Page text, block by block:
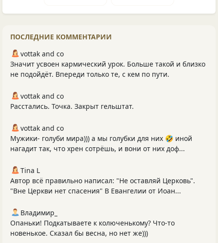
ПОСЛЕДНИЕ КОММЕНТАРИИ
vottak and co
Значит усвоен кармический урок. Больше такой и близко
не подойдёт. Впереди только те, с кем по пути.
vottak and co
Расстались. Точка. Закрыт гельштат.
vottak and co
Мужики- голуби мира))) а мы голубки для них 🤣 иной
нагадит так, что хрен сотрёшь, и вони от них доф...
Tina L
Автор всё правильно написал: "Не оставляй Церковь".
"Вне Церкви нет спасения" В Евангелии от Иоан...
Владимир_
Опаньки! Подкатываете к колюченькому? Что-то
новенькое. Сказал бы весна, но нет же)))